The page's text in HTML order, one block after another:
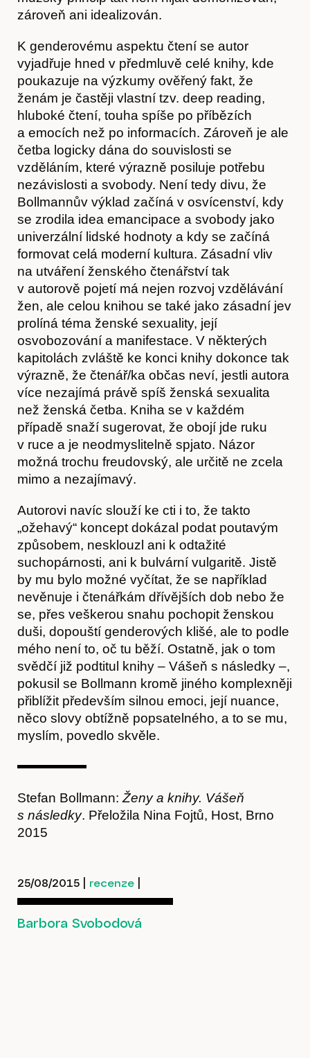
Akce
O nás
Obchod
zároveň ani idealizován.
K genderovému aspektu čtení se autor
vyjadřuje hned v předmluvě celé knihy, kde
poukazuje na výzkumy ověřený fakt, že
ženám je častěji vlastní tzv. deep reading,
hluboké čtení, touha spíše po příbězích
a emocích než po informacích. Zároveň je ale
četba logicky dána do souvislosti se
vzděláním, které výrazně posiluje potřebu
nezávislosti a svobody. Není tedy divu, že
Bollmannův výklad začíná v osvícenství, kdy
se zrodila idea emancipace a svobody jako
univerzální lidské hodnoty a kdy se začíná
formovat celá moderní kultura. Zásadní vliv
na utváření ženského čtenářství tak
v autorově pojetí má nejen rozvoj vzdělávání
žen, ale celou knihou se také jako zásadní jev
prolíná téma ženské sexuality, její
osvobozování a manifestace. V některých
kapitolách zvláště ke konci knihy dokonce tak
výrazně, že čtenář/ka občas neví, jestli autora
více nezajímá právě spíš ženská sexualita
než ženská četba. Kniha se v každém
případě snaží sugerovat, že obojí jde ruku
v ruce a je neodmyslitelně spjato. Názor
možná trochu freudovský, ale určitě ne zcela
mimo a nezajímavý.
Autorovi navíc slouží ke cti i to, že takto
„ožehavý“ koncept dokázal podat poutavým
způsobem, nesklouzl ani k odtažité
suchopárnosti, ani k bulvární vulgaritě. Jistě
by mu bylo možné vyčítat, že se například
nevěnuje i čtenářkám dřívějších dob nebo že
se, přes veškerou snahu pochopit ženskou
duši, dopouští genderových klišé, ale to podle
mého není to, oč tu běží. Ostatně, jak o tom
svědčí již podtitul knihy – Vášeň s následky –,
pokusil se Bollmann kromě jiného komplexněji
přiblížit především silnou emoci, její nuance,
něco slovy obtížně popsatelného, a to se mu,
myslím, povedlo skvěle.
Stefan Bollmann: Ženy a knihy. Vášeň
s následky. Přeložila Nina Fojtů, Host, Brno
2015
25/08/2015 recenze
Barbora Svobodová